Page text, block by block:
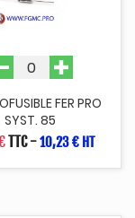
FER PRO
SYST. 85
TTC-10,23 € HT